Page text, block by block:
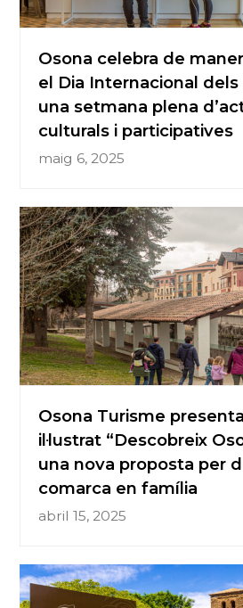
Osona celebra de
el Dia Internacional
una setmana plena
culturals i participatives
maig 6, 2025
Osona Turisme
il·lustrat “Descobreix
una nova proposta per
comarca en família
abril 15, 2025